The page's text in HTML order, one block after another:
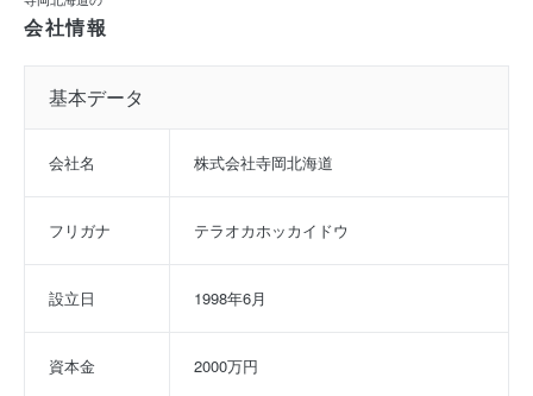
会社情報
基本データ
会社名 株式会社寺岡北海道
フリガナ テラオカホッカイドウ
設立日 1998年6月
資本金 2000万円